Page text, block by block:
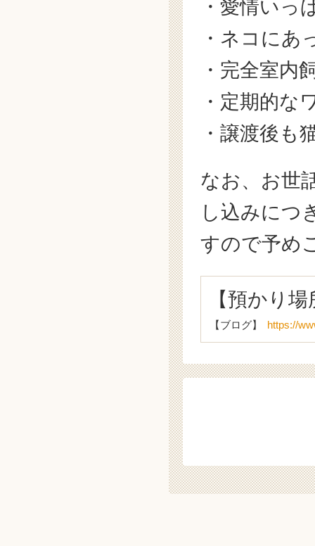
・愛情いっ
・ネコにあ
・完全室内
・定期的な
・譲渡後も
なお、お世
し込みにつ
すので予め
【預かり
【ブログ】 https://